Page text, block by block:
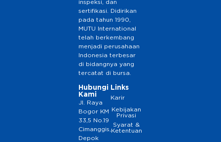
inspeksi, dan
sertifikasi. Didirikan
pada tahun 1990,
MUTU International
telah berkembang
menjadi perusahaan
Indonesia terbesar
di bidangnya yang
tercatat di bursa.
Hubungi
Kami
Jl. Raya
Bogor KM
33,5 No.19
Cimanggis,
Depok
Links
Karir
Kebijakan
Privasi
Syarat &
Ketentuan